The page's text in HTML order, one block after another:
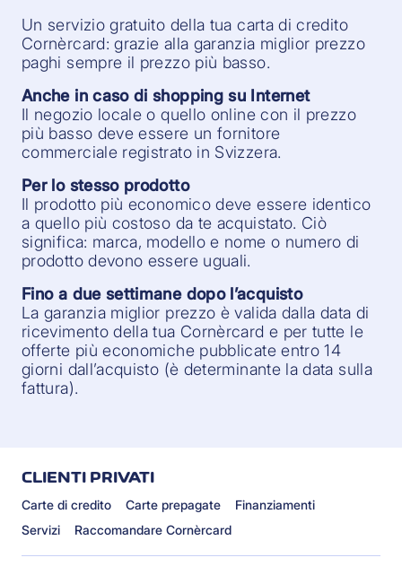
Un servizio gratuito della tua carta di credito
Cornèrcard: grazie alla garanzia miglior prezzo
paghi sempre il prezzo più basso.
Anche in caso di shopping su Internet
Il negozio locale o quello online con il prezzo
più basso deve essere un fornitore
commerciale registrato in Svizzera.
Per lo stesso prodotto
Il prodotto più economico deve essere identico
a quello più costoso da te acquistato. Ciò
significa: marca, modello e nome o numero di
prodotto devono essere uguali.
Fino a due settimane dopo l’acquisto
La garanzia miglior prezzo è valida dalla data di
ricevimento della tua Cornèrcard e per tutte le
offerte più economiche pubblicate entro 14
giorni dall’acquisto (è determinante la data sulla
fattura).
CLIENTI PRIVATI
Carte di credito Carte prepagate
Finanziamenti
Servizi
Raccomandare Cornèrcard